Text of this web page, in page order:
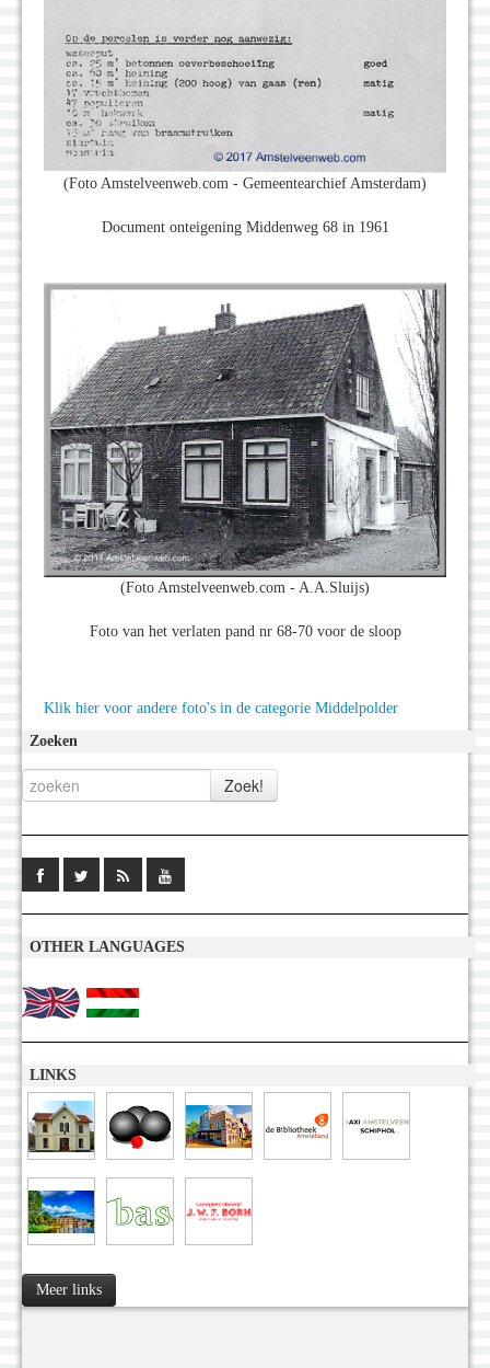
(Foto Amstelveenweb.com - Gemeentearchief Amsterdam)
Document onteigening Middenweg 68 in 1961
(Foto Amstelveenweb.com - A.A.Sluijs)
Foto van het verlaten pand nr 68-70 voor de sloop
Klik hier voor andere foto's in de categorie Middelpolder
Zoeken
OTHER LANGUAGES
LINKS
Meer links